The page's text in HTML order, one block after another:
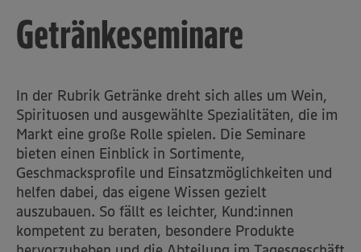
Getränkeseminare
In der Rubrik Getränke dreht sich alles um Wein,
Spirituosen und ausgewählte Spezialitäten, die im
Markt eine große Rolle spielen. Die Seminare
bieten einen Einblick in Sortimente,
Geschmacksprofile und Einsatzmöglichkeiten und
helfen dabei, das eigene Wissen gezielt
auszubauen. So fällt es leichter, Kund:innen
kompetent zu beraten, besondere Produkte